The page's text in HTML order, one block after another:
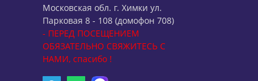
Московская обл. г. Химки ул.
Парковая 8 - 108 (домофон 708)
- ПЕРЕД ПОСЕЩЕНИЕМ
ОБЯЗАТЕЛЬНО СВЯЖИТЕСЬ С
НАМИ, спасибо !